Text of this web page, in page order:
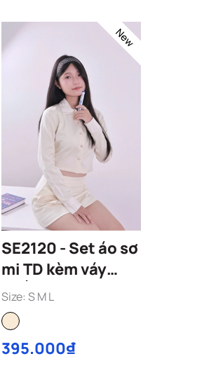
New
SE2120 - Set áo sơ
mi TD kèm váy
ngắn đính nơ
Size: S M L
395.000₫